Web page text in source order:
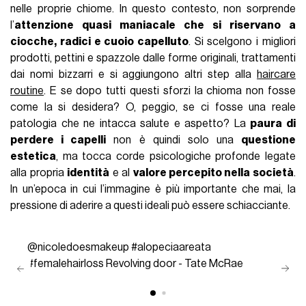
nelle proprie chiome. In questo contesto, non sorprende
l’attenzione quasi maniacale che si riservano a
ciocche, radici e cuoio capelluto. Si scelgono i migliori
prodotti, pettini e spazzole dalle forme originali, trattamenti
dai nomi bizzarri e si aggiungono altri step alla
haircare
routine. E se dopo tutti questi sforzi la chioma non fosse
come la si desidera? O, peggio, se ci fosse una reale
patologia che ne intacca salute e aspetto? La paura di
perdere i capelli non è quindi solo una questione
estetica, ma tocca corde psicologiche profonde legate
alla propria identità e al valore percepito nella società.
In un’epoca in cui l’immagine è più importante che mai, la
pressione di aderire a questi ideali può essere schiacciante.
@nicoledoesmakeup #alopeciaareata
#femalehairloss Revolving door - Tate McRae